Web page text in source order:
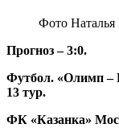
Фото Наталья
Прогноз – 3:0.
Футбол. «Олимп –
13 тур.
ФК «Казанка»